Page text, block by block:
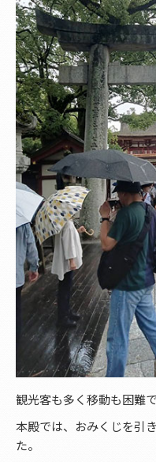
観光客も多く移動も困難で
本殿では、おみくじを引
た。